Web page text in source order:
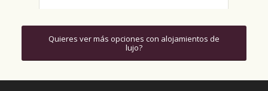
Quieres ver más opciones con alojamientos de
lujo?